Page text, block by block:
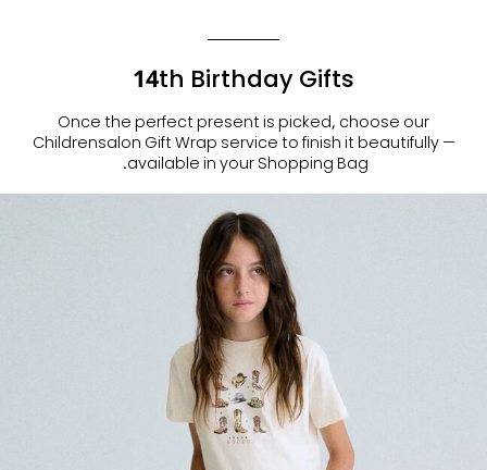
14th Birthday Gifts
Once the perfect present is picked, choose our
Childrensalon Gift Wrap service to finish it beautifully —
available in your Shopping Bag.